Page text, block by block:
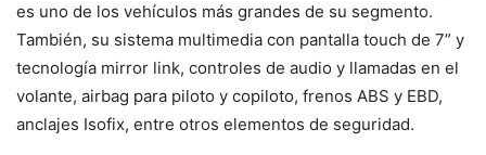
es uno de los vehículos más grandes de su segmento.
También, su sistema multimedia con pantalla touch de 7” y
tecnología mirror link, controles de audio y llamadas en el
volante, airbag para piloto y copiloto, frenos ABS y EBD,
anclajes Isofix, entre otros elementos de seguridad.